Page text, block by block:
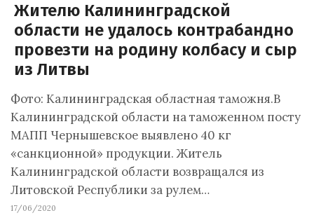
Жителю Калининградской
области не удалось контрабандно
провезти на родину колбасу и сыр
из Литвы
Фото: Калининградская областная таможня.В
Калининградской области на таможенном посту
МАПП Чернышевское выявлено 40 кг
«санкционной» продукции. Житель
Калининградской области возвращался из
Литовской Республики за рулем…
17/06/2020